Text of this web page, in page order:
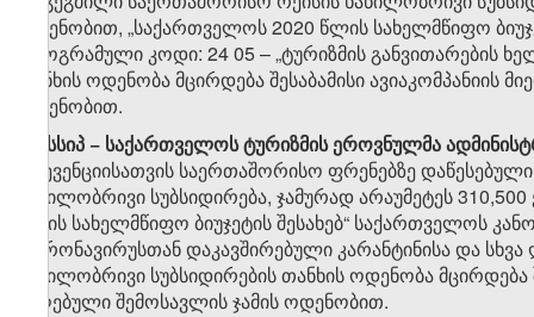
ოდენობით, „საქართველოს 2020 წლის სახელმწიფო
პროგრამული კოდი: 24 05 – „ტურიზმის განვითარების
თანხის ოდენობა მცირდება შესაბამისი
ოდენობით.
. სსიპ − საქართველოს ტურიზმის ეროვნულმა
პრევენციისათვის საერთაშორისო ფრენებზე
ნაწილობრივი სუბსიდირება, ჯამურად არაუმეტეს
წლის სახელმწიფო ბიუჯეტის შესახებ“ საქართველოს
კორონავირუსთან დაკავშირებული კარანტინისა და
ნაწილობრივი სუბსიდირების თანხის ოდენობა
მიღებული შემოსავლის ჯამის ოდენობით.